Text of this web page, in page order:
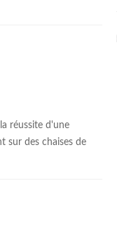
réussite d'une
sur des chaises de